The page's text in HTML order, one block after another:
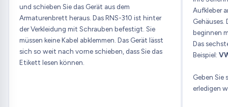
und schieben Sie das Gerät aus dem
Armaturenbrett heraus. Das RNS-310 ist hinter
der Verkleidung mit Schrauben befestigt. Sie
müssen keine Kabel abklemmen. Das Gerät lässt
sich so weit nach vorne schieben, dass Sie das
Etikett lesen können.
Aufkleber
Gehäuses.
beginnen
Das
Beispiel:
Geben Sie
erledigen